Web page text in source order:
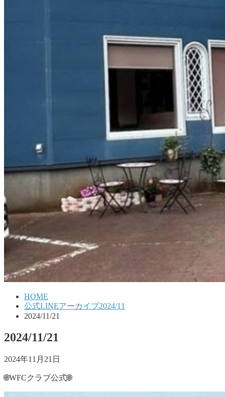
HOME
公式LINEアーカイブ2024/11
2024/11/21
2024/11/21
2024年11月21日
🌐WFCクラブ公式🌐